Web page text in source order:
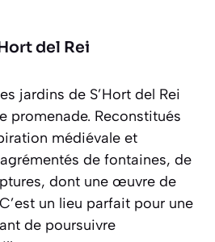
del Rei
jardins de S’Hort del Rei
promenade. Reconstitués
médiévale et
de fontaines, de
dont une œuvre de
un lieu parfait pour une
de poursuivre